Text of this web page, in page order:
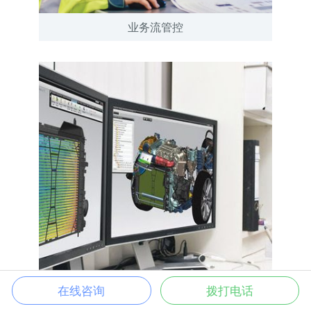
业务流管控
在线咨询 拨打电话